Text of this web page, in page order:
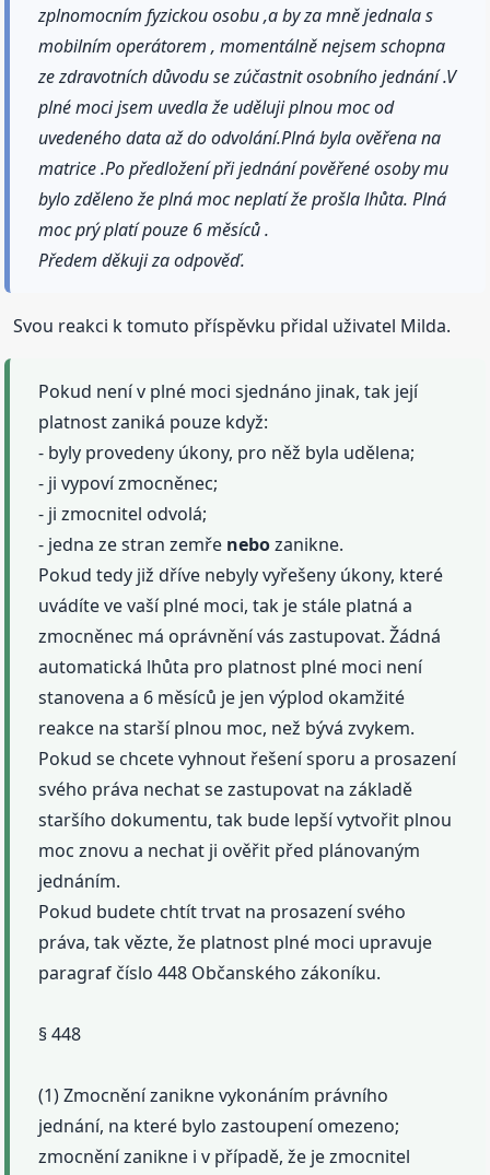
zplnomocním fyzickou osobu ,a by za mně jednala s
mobilním operátorem , momentálně nejsem schopna
ze zdravotních důvodu se zúčastnit osobního jednání .V
plné moci jsem uvedla že uděluji plnou moc od
uvedeného data až do odvolání.Plná byla ověřena na
matrice .Po předložení při jednání pověřené osoby mu
bylo zděleno že plná moc neplatí že prošla lhůta. Plná
moc prý platí pouze 6 měsíců .
Předem děkuji za odpověď.
Svou reakci k tomuto příspěvku přidal uživatel Milda.
Pokud není v plné moci sjednáno jinak, tak její
platnost zaniká pouze když:
- byly provedeny úkony, pro něž byla udělena;
- ji vypoví zmocněnec;
- ji zmocnitel odvolá;
- jedna ze stran zemře nebozanikne.
Pokud tedy již dříve nebyly vyřešeny úkony, které
uvádíte ve vaší plné moci, tak je stále platná a
zmocněnec má oprávnění vás zastupovat. Žádná
automatická lhůta pro platnost plné moci není
stanovena a 6 měsíců je jen výplod okamžité
reakce na starší plnou moc, než bývá zvykem.
Pokud se chcete vyhnout řešení sporu a prosazení
svého práva nechat se zastupovat na základě
staršího dokumentu, tak bude lepší vytvořit plnou
moc znovu a nechat ji ověřit před plánovaným
jednáním.
Pokud budete chtít trvat na prosazení svého
práva, tak vězte, že platnost plné moci upravuje
paragraf číslo 448 Občanského zákoníku.
§ 448
(1) Zmocnění zanikne vykonáním právního
jednání, na které bylo zastoupení omezeno;
zmocnění zanikne i v případě, že je zmocnitel